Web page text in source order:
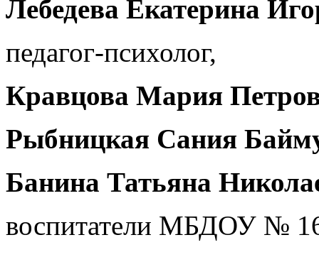
Лебедева Екатерина
педагог-психолог,
Кравцова Мария
Рыбницкая Сания
Банина Татьяна
воспитатели МБДОУ №